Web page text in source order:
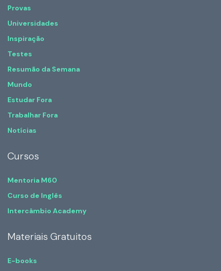
Provas
Universidades
Inspiração
Testes
Resumão da Semana
Mundo
Estudar Fora
Trabalhar Fora
Notícias
Cursos
Mentoria M60
Curso de Inglês
Intercâmbio Academy
Materiais Gratuitos
E-books